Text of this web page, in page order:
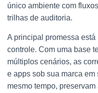
único ambiente com
trilhas de auditoria.
A principal promessa
controle. Com uma base
múltiplos cenários, as
e apps sob sua marca
mesmo tempo,